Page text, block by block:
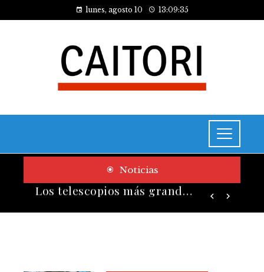
lunes, agosto 10 13:09:36
Noticias
Los telescopios más grandes y potentes que han transformado la ciencia espacial